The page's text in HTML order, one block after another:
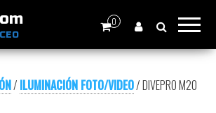
0
/ ILUMINACIÓN FOTO/VIDEO/ DIVEPRO M20